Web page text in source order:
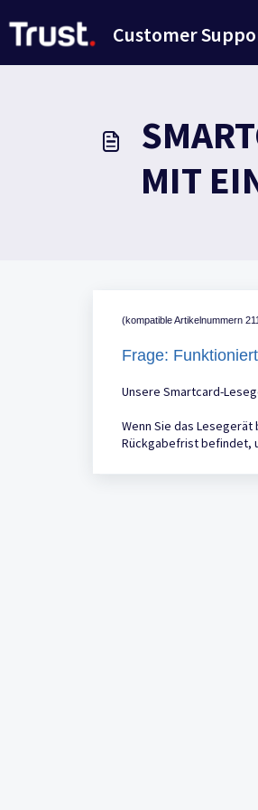
Customer
MIT
(kompatible Artikelnummern
Frage:
Unsere Smartcard-
Wenn Sie das
Rückgabefrist befindet,